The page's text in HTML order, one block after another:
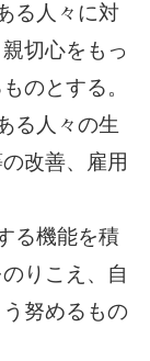
る人々に対
切心をもっ
のとする。
る人々の生
改善、雇用
る機能を積
りこえ、自
努めるもの